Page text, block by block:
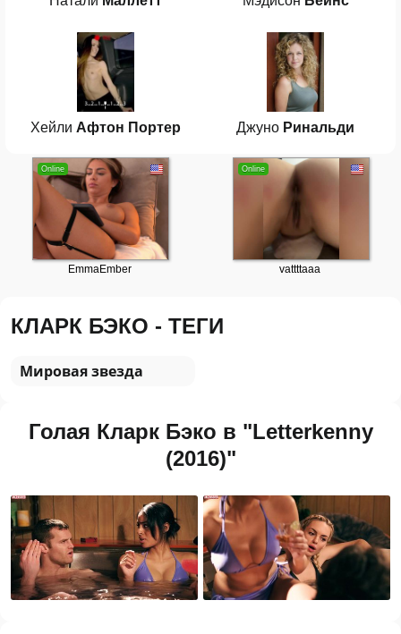
Хейли Афтон Портер Джуно Ринальди
КЛАРК БЭКО - ТЕГИ
Мировая звезда
Голая Кларк Бэко в "Letterkenny
(2016)"